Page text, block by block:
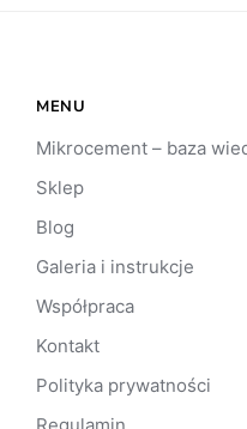
MENU
Mikrocement – baza
Sklep
Blog
Galeria i instrukcje
Współpraca
Kontakt
Polityka prywatności